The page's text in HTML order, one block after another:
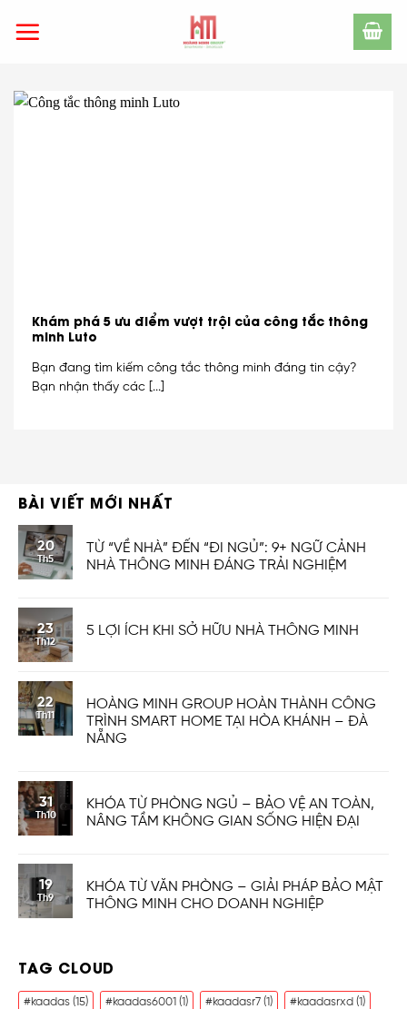
Khám phá 5 ưu điểm vượt trội của công tắc thông
minh Luto
Bạn đang tìm kiếm công tắc thông minh đáng tin cậy?
Bạn nhận thấy các [...]
BÀI VIẾT MỚI NHẤT
20
Th5
TỪ “VỀ NHÀ” ĐẾN “ĐI NGỦ”: 9+ NGỮ CẢNH
NHÀ THÔNG MINH ĐÁNG TRẢI NGHIỆM
23
Th12
5 LỢI ÍCH KHI SỞ HỮU NHÀ THÔNG MINH
22
Th11
HOÀNG MINH GROUP HOÀN THÀNH CÔNG
TRÌNH SMART HOME TẠI HÒA KHÁNH – ĐÀ
NẴNG
31
Th10
KHÓA TỪ PHÒNG NGỦ – BẢO VỆ AN TOÀN,
NÂNG TẦM KHÔNG GIAN SỐNG HIỆN ĐẠI
19
Th9
KHÓA TỪ VĂN PHÒNG – GIẢI PHÁP BẢO MẬT
THÔNG MINH CHO DOANH NGHIỆP
TAG CLOUD
#kaadas (15) #kaadas6001 (1) #kaadasr7 (1) #kaadasrxd (1)